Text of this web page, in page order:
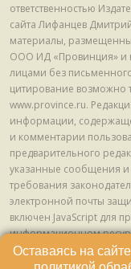
ответственностью
сайта Лифанцев
материалы,
ООО ИД «Провинция» и
лицами без
цитирование возможно
www.province.ru.
информации,
и комментарии
предварительного
указанные сообщения
требования
электронной почты
включен JavaScript для
информационном
технологии
информации на основе
Оставаясь на